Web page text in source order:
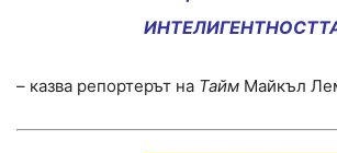
– казва репортерът на Тайм Майкъл